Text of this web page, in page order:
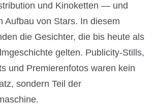
und Kinoketten — und
Aufbau von Stars. In diesem
die Gesichter, die bis heute als
gelten. Publicity-Stills,
und Premierenfotos waren kein
sondern Teil der